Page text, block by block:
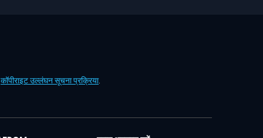
कॉपीराइट उल्लंघन सूचना प्रक्रिया.